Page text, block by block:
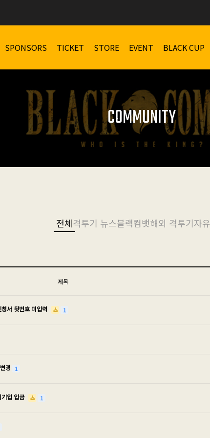
SPONSORS TICKET STORE EVENT BLACK CUP
COMMUNITY
전체격투기 뉴스블랙컴뱃해외 격투기자유
제목
서 뒷번호 미입력 1
경 1
기입 입금 1